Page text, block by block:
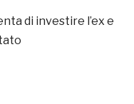
di investire l’ex e